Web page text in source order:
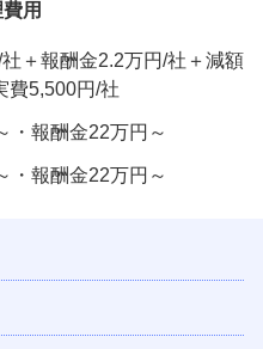
用
＋報酬金2.2万円/社＋減額
費5,500円/社
・報酬金22万円～
・報酬金22万円～